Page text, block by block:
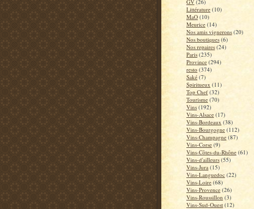
GV (26)
Littérature (10)
MaO (10)
Meurice (14)
Nos amis vignerons (20)
Nos boutiques (6)
Nos repaires (24)
Paris (235)
Province (294)
resto (374)
Saké (7)
Spiritueux (11)
Top Chef (32)
Tourisme (70)
Vins (192)
Vins-Alsace (17)
Vins-Bordeaux (38)
Vins-Bourgogne (112)
Vins-Champagne (87)
Vins-Corse (9)
Vins-Côtes-du-Rhône (61)
Vins-d'ailleurs (55)
Vins-Jura (15)
Vins-Languedoc (22)
Vins-Loire (68)
Vins-Provence (26)
Vins-Roussillon (3)
Vins-Sud-Ouest (12)